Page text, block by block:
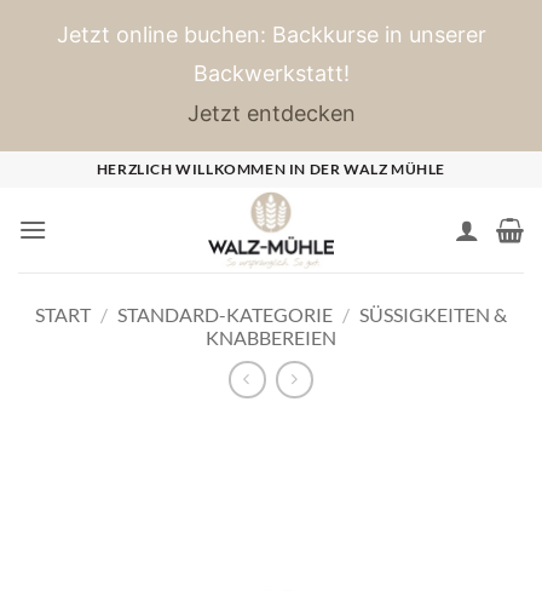
Jetzt online buchen: Backkurse in unserer
Backwerkstatt!
Jetzt entdecken
springen
HERZLICH WILLKOMMEN IN DER WALZ MÜHLE
START / STANDARD-KATEGORIE / SÜSSIGKEITEN & K
NABBEREIEN